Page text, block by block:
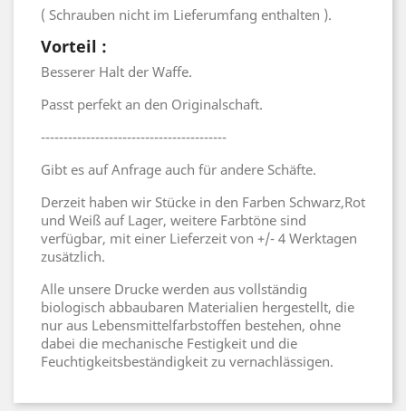
( Schrauben nicht im Lieferumfang enthalten ).
Vorteil :
Besserer Halt der Waffe.
Passt perfekt an den Originalschaft.
-----------------------------------------
Gibt es auf Anfrage auch für andere Schäfte.
Derzeit haben wir Stücke in den Farben Schwarz,Rot
und Weiß auf Lager, weitere Farbtöne sind
verfügbar, mit einer Lieferzeit von +/- 4 Werktagen
zusätzlich.
Alle unsere Drucke werden aus vollständig
biologisch abbaubaren Materialien hergestellt, die
nur aus Lebensmittelfarbstoffen bestehen, ohne
dabei die mechanische Festigkeit und die
Feuchtigkeitsbeständigkeit zu vernachlässigen.